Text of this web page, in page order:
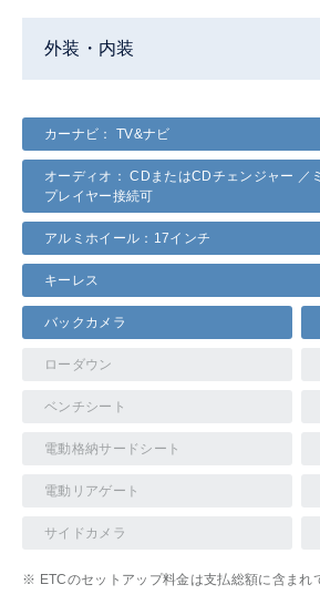
外装・内装
カーナビ： TV&ナビ
オーディオ： CDまたはCDチェンジャー ／
プレイヤー接続可
アルミホイール：17インチ
キーレス
バックカメラ
ローダウン
ベンチシート
電動格納サードシート
電動リアゲート
サイドカメラ
※ ETCのセットアップ料金は支払総額に含まれ